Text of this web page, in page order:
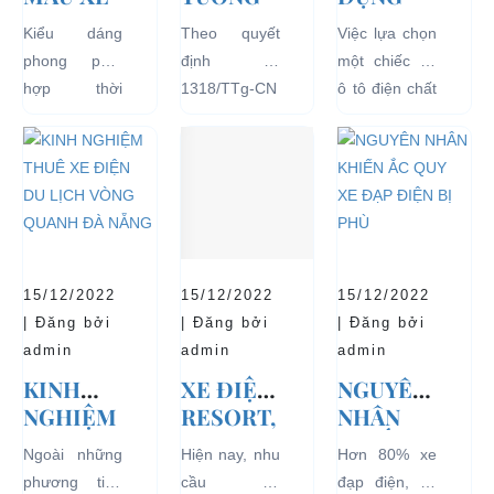
Ô TÔ
ĐIỆN
THỊNH
HÀNH VÀ
BÁN
CHẠY
NHẤT
HIỆN
Kiểu dáng
phong phú,
hợp thời
dàng sử dụng
mà thân thiện
với môi
trường, đặc
những ưu...
CHÍNH
PHỦ
ĐỒNG Ý
TẠI CÁC
KHU VỰC
HẠN
CHẾ
Theo quyết
định số
1318/TTg-CN
chạy bằng
điện...
XE Ô TÔ
ĐIỆN ĐỂ
TĂNG
TUỔI
THỌ
CHO XE
Việc lựa chọn
một chiếc xe
ô tô điện chất
ngay từ đầu
sẽ mang lại
hiệu quả sử
dụng lâu dài
15/12/2022
| Đăng bởi
admin
KINH
NGHIỆM
THUÊ XE
ĐIỆN DU
Ngoài những
phương tiện
15/12/2022
| Đăng bởi
admin
XE ĐIỆN
RESORT,
TRÀO
LƯU MỚI
Hiện nay, nhu
cầu sử
15/12/2022
| Đăng bởi
admin
NGUYÊN
NHÂN
KHIẾN
ẮC QUY
Hơn 80% xe
đạp điện, xe